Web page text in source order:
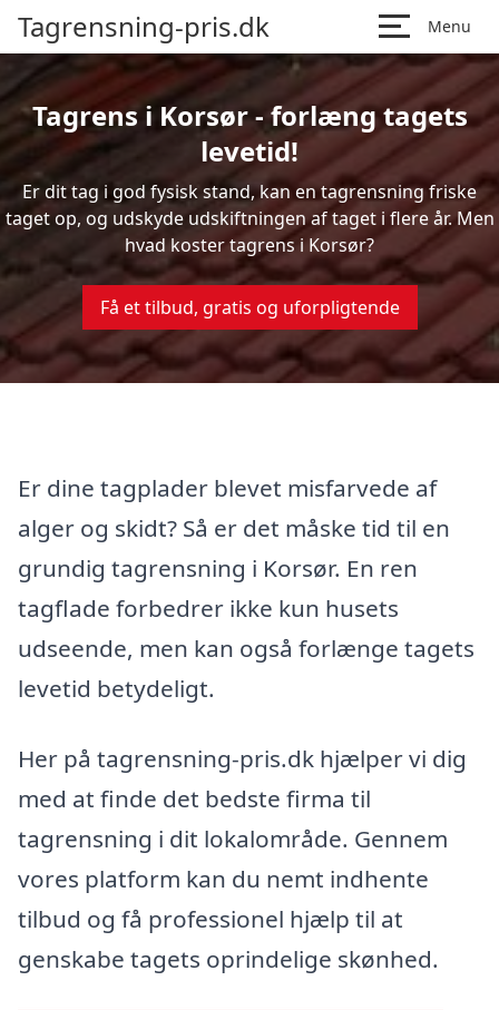
Tagrensning-pris.dk Menu
Tagrens i Korsør - forlæng tagets
levetid!
Er dit tag i god fysisk stand, kan en tagrensning friske
taget op, og udskyde udskiftningen af taget i flere år. Men
hvad koster tagrens i Korsør?
Få et tilbud, gratis og uforpligtende
Er dine tagplader blevet misfarvede af
alger og skidt? Så er det måske tid til en
grundig tagrensning i Korsør. En ren
tagflade forbedrer ikke kun husets
udseende, men kan også forlænge tagets
levetid betydeligt.
Her på tagrensning-pris.dk hjælper vi dig
med at finde det bedste firma til
tagrensning i dit lokalområde. Gennem
vores platform kan du nemt indhente
tilbud og få professionel hjælp til at
genskabe tagets oprindelige skønhed.